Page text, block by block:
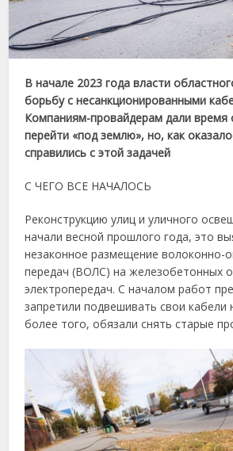
В начале 2023 года власти
борьбу с несанкционированными
Компаниям-провайдерам дали время
перейти «под землю», но, как
справились с этой задачей
С ЧЕГО ВСЕ НАЧАЛОСЬ
Реконструкцию улиц и уличного
начали весной прошлого года, это
незаконное размещение волоконно-
передач (ВОЛС) на железобетонных
электропередач. С началом работ
запретили подвешивать свои
более того, обязали снять старые